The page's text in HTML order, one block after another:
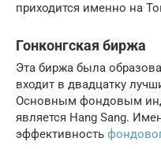
приходится именно на
Гонконгская биржа
Эта биржа была
входит в двадцатку
Основным фондовым
является Hang Sang.
эффективность